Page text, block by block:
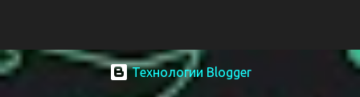
Технологии Blogger